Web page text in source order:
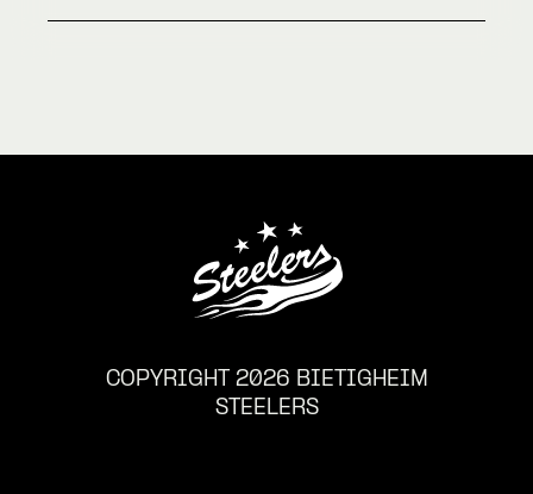
COPYRIGHT 2026 BIETIGHEIM
STEELERS